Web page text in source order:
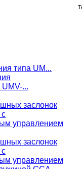
типа UM...
...
заслонок
с
управлением
заслонок
с
управлением